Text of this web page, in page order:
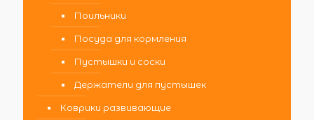
Поильники
Посуда для кормления
Пустышки и соски
Держатели для пустышек
Коврики развивающие